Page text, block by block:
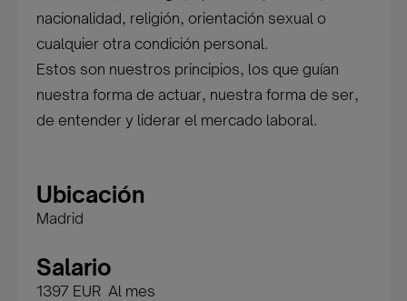
nacionalidad, religión, orientación sexual o
cualquier otra condición personal.
Estos son nuestros principios, los que guían
nuestra forma de actuar, nuestra forma de ser,
de entender y liderar el mercado laboral.
Ubicación
Madrid
Salario
1397 EUR Al mes